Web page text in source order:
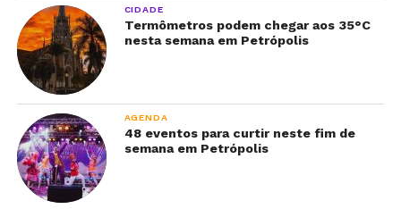
CIDADE
Termômetros podem chegar aos 35°C
nesta semana em Petrópolis
AGENDA
48 eventos para curtir neste fim de
semana em Petrópolis